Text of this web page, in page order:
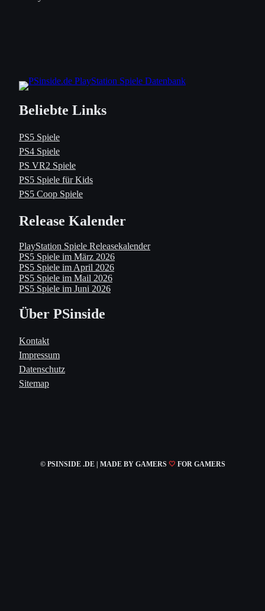
Beliebte Links
PS5 Spiele
PS4 Spiele
PS VR2 Spiele
PS5 Spiele für Kids
PS5 Coop Spiele
Release Kalender
PlayStation Spiele Releasekalender
PS5 Spiele im März 2026
PS5 Spiele im April 2026
PS5 Spiele im Mail 2026
PS5 Spiele im Juni 2026
Über PSinside
Kontakt
Impressum
Datenschutz
Sitemap
© PSINSIDE .DE | MADE BY GAMERS 🤍 FOR GAMERS